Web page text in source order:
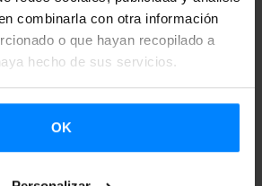
combinarla con otra información
o que hayan recopilado a
hecho de sus servicios.
OK
Galartza |k-
| (+34) 943 023 409
e inscripción en laSede